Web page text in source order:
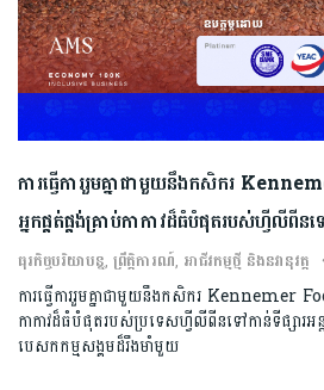
ការធ្វើការរួមគ្នាជាមួយនឹងកសិករ
អ្នកផ្គត់ផ្គង់គ្រាប់កាកាវដ៏ធំបំផុតរបស់ហ្វីលីពីនទ
ធុរកិច្ចបរិយាបន្ន, ព្រឹត្តិការណ៍, អាជីវកម្មថ្មី និងនវានុវត្ត
ការធ្វើការរួមគ្នាជាមួយនឹងកសិករ Kennemer
កាកាវដ៏ធំបំផុតរបស់ប្រទេសហ្វីលីពីនទៅកាន់ទីផ្សារ
បេសកកម្មសង្គមដ៏រឹងមាំមួយ